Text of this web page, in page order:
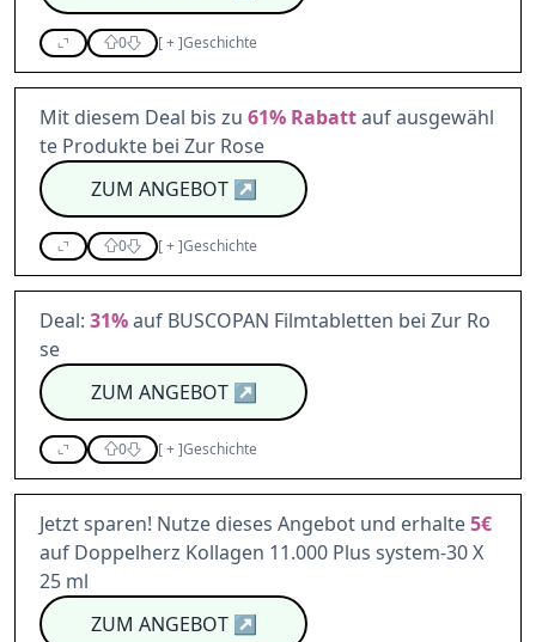
0 [+]Geschichte
Mit diesem Deal bis zu 61% Rabattauf ausgewähl
te Produkte bei Zur Rose
ZUM ANGEBOT↗
0 [+]Geschichte
Deal: 31%auf BUSCOPAN Filmtabletten bei Zur Ro
se
ZUM ANGEBOT↗
0 [+]Geschichte
Jetzt sparen! Nutze dieses Angebot und erhalte5€
auf Doppelherz Kollagen 11.000 Plus system-30 X
25 ml
ZUM ANGEBOT↗